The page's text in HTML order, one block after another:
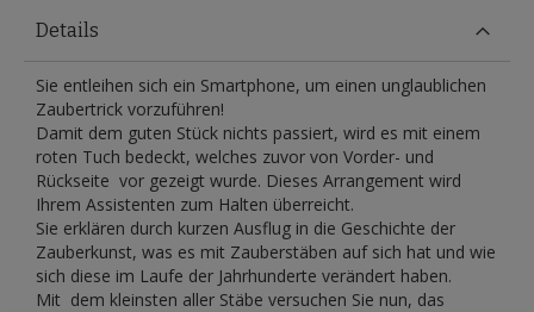
Details
Sie entleihen sich ein Smartphone, um einen unglaublichen
Zaubertrick vorzuführen!
Damit dem guten Stück nichts passiert, wird es mit einem
roten Tuch bedeckt, welches zuvor von Vorder- und
Rückseite vor gezeigt wurde. Dieses Arrangement wird
Ihrem Assistenten zum Halten überreicht.
Sie erklären durch kurzen Ausflug in die Geschichte der
Zauberkunst, was es mit Zauberstäben auf sich hat und wie
sich diese im Laufe der Jahrhunderte verändert haben.
Mit dem kleinsten aller Stäbe versuchen Sie nun, das